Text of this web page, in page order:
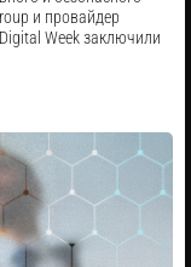
и провайдер
Week заключили